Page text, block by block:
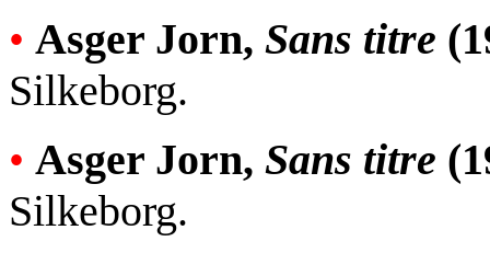
• Asger Jorn, Sans titre
Silkeborg.
• Asger Jorn, Sans titre
Silkeborg.